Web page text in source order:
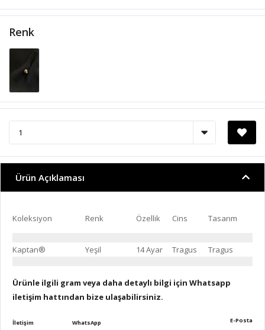
Renk
Ürün Açıklaması
Koleksiyon Renk Özellik Cins Tasarım
Kaptan® Yeşil 14 Ayar Tragus Tragus
Ürünle ilgili gram veya daha detaylı bilgi için Whatsapp
iletişim hattından bize ulaşabilirsiniz.
İletişim
WhatsApp
E-Posta